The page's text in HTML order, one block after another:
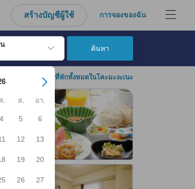
สร้างบัญชีผู้ใช้ การจองของฉัน
ช็คอินที่ต้องการ ให้กดปุ่ม Enter เพื่อเลือกวันเช็คอินดังกล่า
. ส. อา.
4 5 6
12 13
19 20
26 27
ค้นหา
ดูที่พักทั้งหมดในโคะมะงะเนะ